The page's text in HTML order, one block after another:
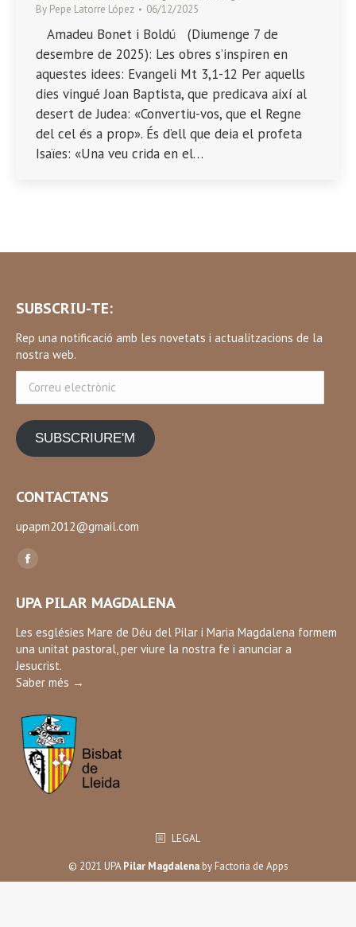
By Pepe Latorre López 06/12/2025
Amadeu Bonet i Boldú (Diumenge 7 de
desembre de 2025): Les obres s’inspiren en
aquestes idees: Evangeli Mt 3,1-12 Per aquells
dies vingué Joan Baptista, que predicava així al
desert de Judea: «Convertiu-vos, que el Regne
del cel és a prop». És d’ell que deia el profeta
Isaïes: «Una veu crida en el…
SUBSCRIU-TE:
Rep una notificació amb les novetats i actualitzacions de la
nostra web.
electrònic
SUBSCRIURE'M
CONTACTA’NS
upapm2012@gmail.com
Find us on:
Facebook
opens
in
new
window
UPA PILAR MAGDALENA
Les esglésies Mare de Déu del Pilar i Maria Magdalena formem
una unitat pastoral, per viure la nostra fe i anunciar a
Jesucrist.
Saber més →
LEGAL
© 2021 UPAPilar Magdalenaby Factoria de Apps